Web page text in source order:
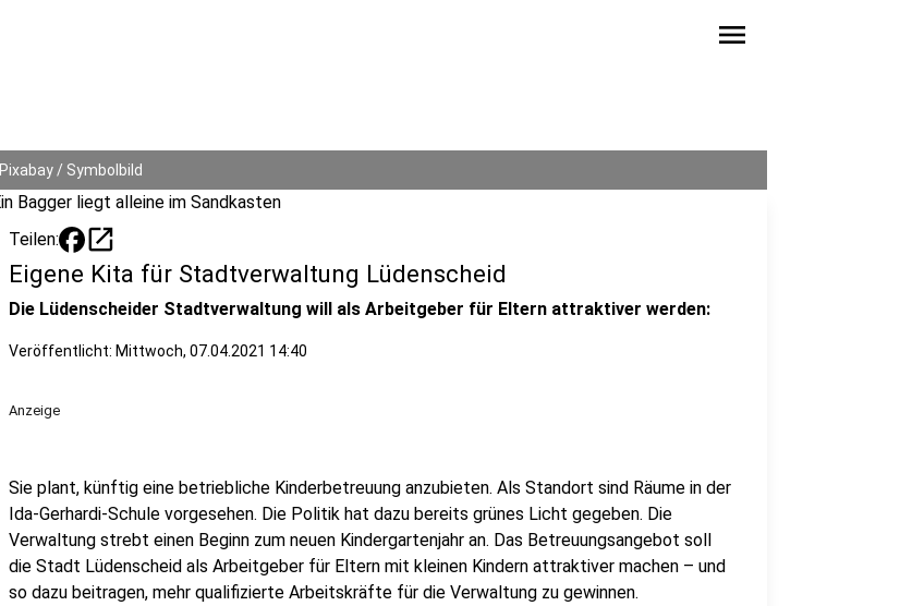
menu
Pixabay / Symbolbild
Teilen: open_in_new
Eigene Kita für Stadtverwaltung Lüdenscheid
Die Lüdenscheider Stadtverwaltung will als Arbeitgeber für Eltern attraktiver werden:
Veröffentlicht: Mittwoch, 07.04.2021 14:40
Anzeige
Sie plant, künftig eine betriebliche Kinderbetreuung anzubieten. Als Standort sind Räume in der
Ida-Gerhardi-Schule vorgesehen. Die Politik hat dazu bereits grünes Licht gegeben. Die
Verwaltung strebt einen Beginn zum neuen Kindergartenjahr an. Das Betreuungsangebot soll
die Stadt Lüdenscheid als Arbeitgeber für Eltern mit kleinen Kindern attraktiver machen – und
so dazu beitragen, mehr qualifizierte Arbeitskräfte für die Verwaltung zu gewinnen.